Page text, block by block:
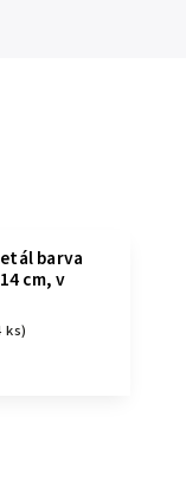
barva
cm, v
ks)